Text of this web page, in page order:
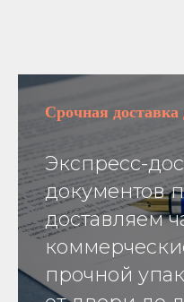
Срочная доставка
Экспресс-
документов
доставляем
прочной